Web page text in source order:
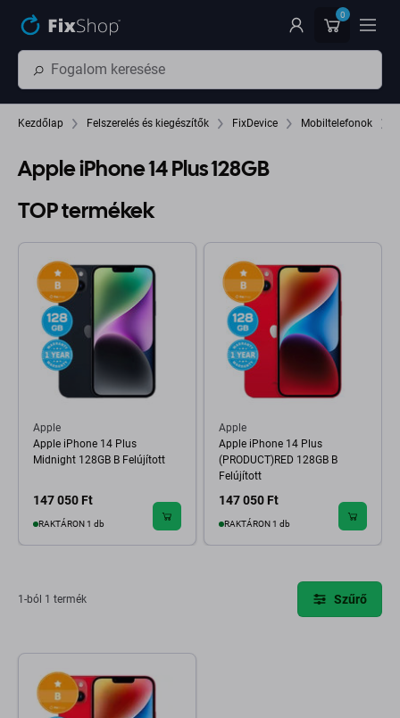
0
Kezdőlap Felszerelés és kiegészítők FixDevice Mobiltelefonok
Apple iPhone 14 Plus 128GB
TOP termékek
Apple
Apple iPhone 14 Plus
Midnight 128GB B Felújított
147 050 Ft
RAKTÁRON 1 db
Apple
Apple iPhone 14 Plus
(PRODUCT)RED 128GB B
Felújított
147 050 Ft
RAKTÁRON 1 db
1-ból 1 termék Szűrő